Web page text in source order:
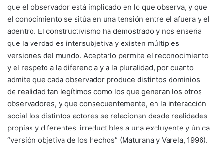
que el observador está implicado en lo que observa, y que
el conocimiento se sitúa en una tensión entre el afuera y el
adentro. El constructivismo ha demostrado y nos enseña
que la verdad es intersubjetiva y existen múltiples
versiones del mundo. Aceptarlo permite el reconocimiento
y el respeto a la diferencia y a la pluralidad, por cuanto
admite que cada observador produce distintos dominios
de realidad tan legítimos como los que generan los otros
observadores, y que consecuentemente, en la interacción
social los distintos actores se relacionan desde realidades
propias y diferentes, irreductibles a una excluyente y única
“versión objetiva de los hechos” (Maturana y Varela, 1996).